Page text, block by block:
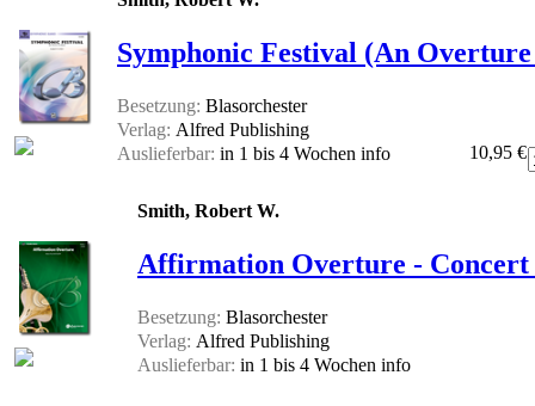
Symphonic Festival (An
Besetzung: Blasorchester
Verlag: Alfred Publishing
Auslieferbar: in 1 bis 4 Wochen info 10,95 €
Smith, Robert W.
Affirmation Overture -
Besetzung: Blasorchester
Verlag: Alfred Publishing
Auslieferbar: in 1 bis 4 Wochen info